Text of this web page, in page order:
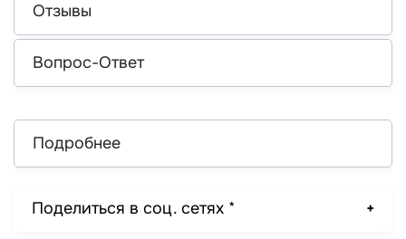
Отзывы
Вопрос-Ответ
Подробнее
Поделиться в соц. сетях *